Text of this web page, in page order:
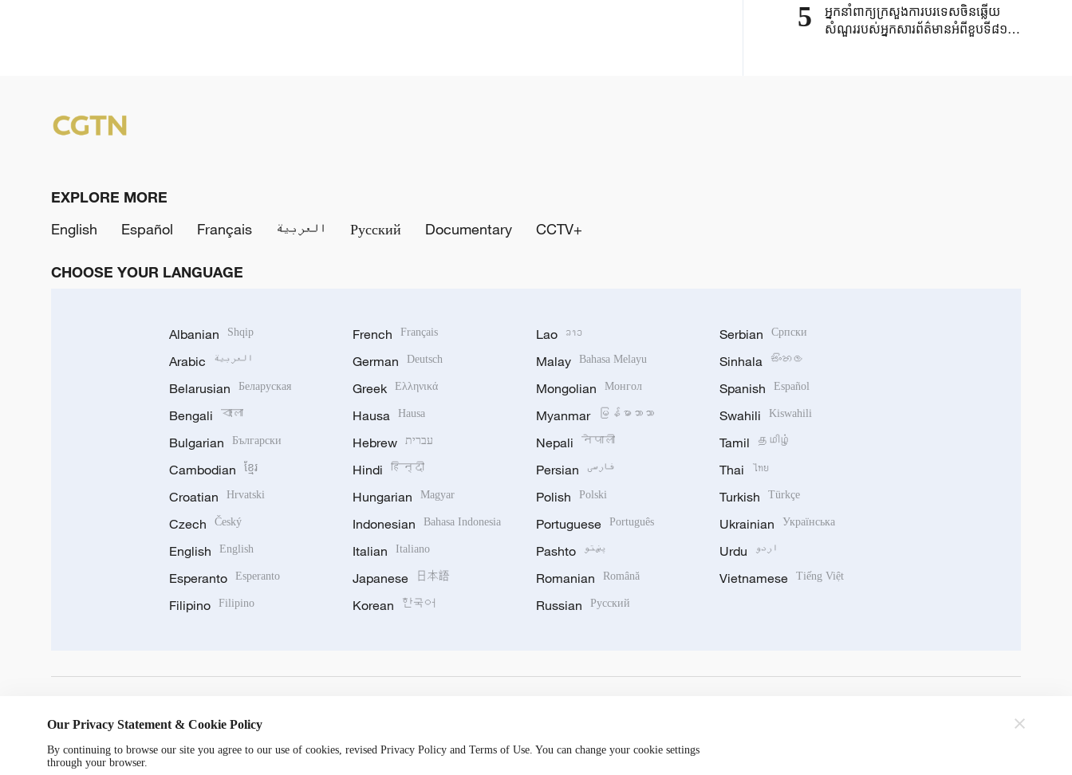
5
អ្នកនាំពាក្យ​ក្រសួងការបរទេស​ចិនឆ្លើយ
សំណួរ​របស់​អ្នកសារព័ត៌មាន​អំពីខួប​ទី៨១នៃ​
EXPLORE MORE
English
Español Français العربية Русский Documentary CCTV+
CHOOSE YOUR LANGUAGE
Albanian Shqip
Arabic العربية
Belarusian Беларуская
Bengali বাংলা
Bulgarian Български
Cambodian ខ្មែរ
Croatian Hrvatski
Czech Český
English English
Esperanto Esperanto
Filipino Filipino
French Français
German Deutsch
Greek Ελληνικά
Hausa Hausa
Hebrew עברית
Hindi हिन्दी
Hungarian Magyar
Indonesian Bahasa Indonesia
Italian Italiano
Japanese 日本語
Korean 한국어
Lao ລາວ
Malay Bahasa Melayu
Mongolian Монгол
Myanmar မြန်မာဘာသာ
Nepali नेपाली
Persian فارسی
Polish Polski
Portuguese Português
Pashto پښتو
Romanian Română
Russian Русский
Serbian Српски
Sinhala සිංහල
Spanish Español
Swahili Kiswahili
Tamil தமிழ்
Thai ไทย
Turkish Türkçe
Ukrainian Українська
Urdu اردو
Vietnamese Tiếng Việt
Our Privacy Statement & Cookie Policy
By continuing to browse our site you agree to our use of cookies, revised Privacy Policy and Terms of Use. You can change your cookie settings
through your browser.